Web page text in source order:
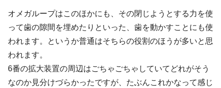
オメガループはこのほかにも、その閉じようとする力を使
って歯の隙間を埋めたりといった、歯を動かすことにも使
われます。というか普通はそちらの役割のほうが多いと思
われます。
6番の拡大装置の周辺はごちゃごちゃしていてどれがそう
なのか見分けづらかったですが、たぶんこれかなって感じ